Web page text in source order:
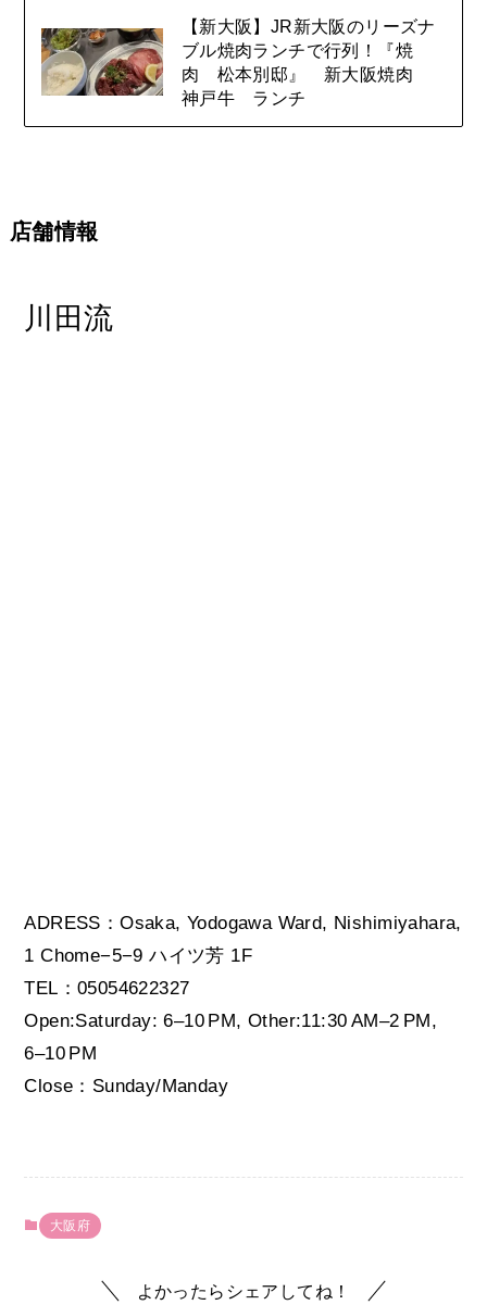
【新大阪】JR新大阪のリーズナ
ブル焼肉ランチで行列！『焼
肉 松本別邸』 新大阪焼肉
神戸牛 ランチ
店舗情報
川田流
ADRESS：Osaka, Yodogawa Ward, Nishimiyahara,
1 Chome−5−9 ハイツ芳 1F
TEL：05054622327
Open:Saturday: 6–10 PM, Other:11:30 AM–2 PM,
6–10 PM
Close：Sunday/Manday
大阪府
よかったらシェアしてね！